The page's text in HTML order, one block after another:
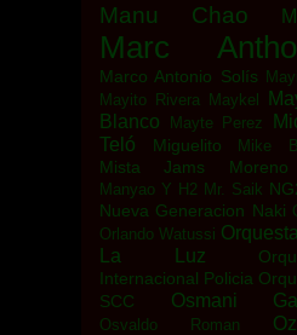
Manu Chao
Marc
Marco Antonio Solís
Mayito Rivera Maykel
Blanco
Mayte Perez
Teló
Miguelito Mike
Mista Jams Moreno
Manyao Y H2 Mr. Saik
Nueva Generacion Naki
Orlando Watussi
La Luz
Internacional Policia
SCC
Osmani
Osvaldo Roman